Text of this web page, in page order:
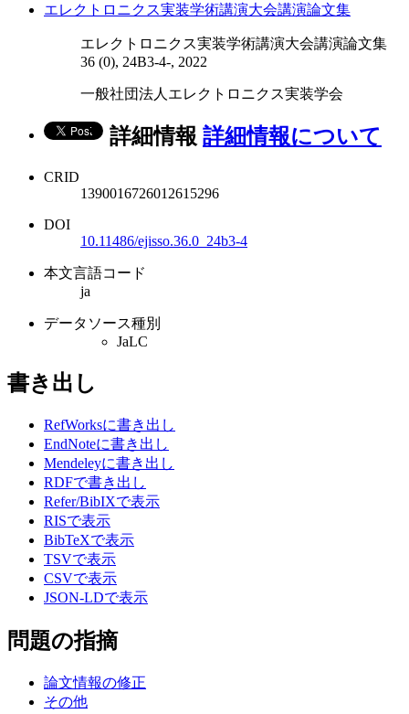
エレクトロニクス実装学術講演大会講演論文集
エレクトロニクス実装学術講演大会講演論文集
36 (0), 24B3-4-, 2022
一般社団法人エレクトロニクス実装学会
詳細情報 詳細情報について
CRID
1390016726012615296
DOI
10.11486/ejisso.36.0_24b3-4
本文言語コード
ja
データソース種別
JaLC
書き出し
RefWorksに書き出し
EndNoteに書き出し
Mendeleyに書き出し
RDFで書き出し
Refer/BibIXで表示
RISで表示
BibTeXで表示
TSVで表示
CSVで表示
JSON-LDで表示
問題の指摘
論文情報の修正
その他